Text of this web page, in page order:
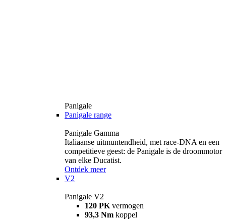
Panigale
Panigale range
Panigale Gamma
Italiaanse uitmuntendheid, met race-DNA en een
competitieve geest: de Panigale is de droommotor
van elke Ducatist.
Ontdek meer
V2
Panigale V2
120 PK vermogen
93,3 Nm koppel